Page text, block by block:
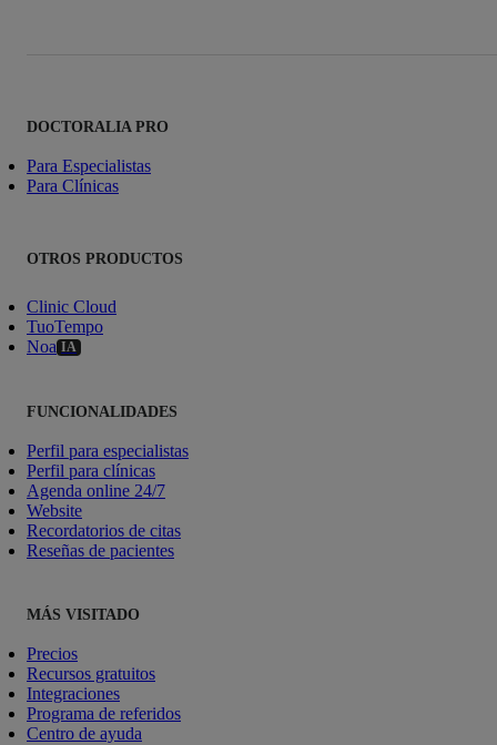
DOCTORALIA PRO
Para Especialistas
Para Clínicas
OTROS PRODUCTOS
Clinic Cloud
TuoTempo
Noa IA
FUNCIONALIDADES
Perfil para especialistas
Perfil para clínicas
Agenda online 24/7
Website
Recordatorios de citas
Reseñas de pacientes
MÁS VISITADO
Precios
Recursos gratuitos
Integraciones
Programa de referidos
Centro de ayuda